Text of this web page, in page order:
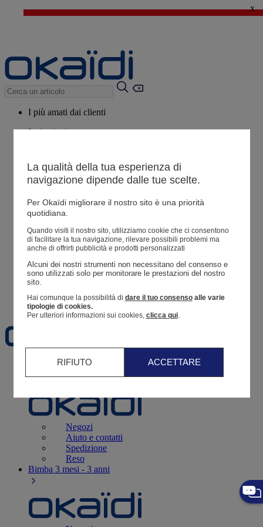
🔥SALDI : Ancora più prodotti fino al -60%*>
x
I più amati dai clienti
Ispirazioni
Potrebbero piacerti anche
Tutti i prodotti
Resoconto di un ordine
Preferiti
3 - 12 mesi
Negozi
Aiuto e contatti
Spedizione
Reso
Bimba 3 mesi - 3 anni
La qualità della tua esperienza di
navigazione dipende dalle tue scelte.
Per Okaïdi migliorare il nostro sito è una priorità
quotidiana.
Quando visiti il ​​nostro sito, utilizziamo cookie che ci consentono
di facilitare la tua navigazione, rilevare possibili problemi ma
anche di offrirti pubblicità e prodotti personalizzati
Alcuni dei nostri strumenti non necessitano del consenso e
sono utilizzati solo per monitorare le prestazioni del nostro
sito.
Hai comunque la possibilità di dare il tuo consensoalle varie
tipologie di cookies.
Per ulteriori informazioni sui cookies, clicca qui.
RIFIUTO ACCETTARE